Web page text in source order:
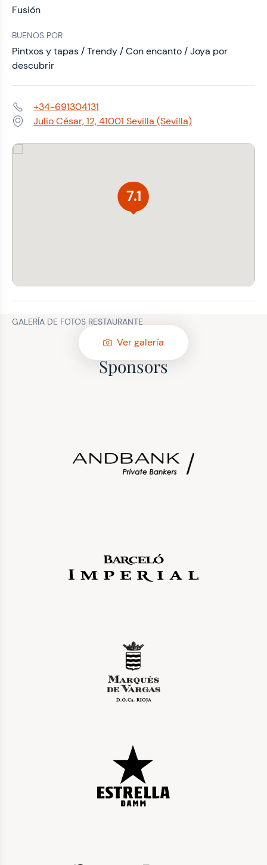
Fusión
BUENOS POR
Pintxos y tapas / Trendy / Con encanto / Joya por
descubrir
Teléfono:+34-691304131
Dirección:Julio César, 12, 41001 Sevilla (Sevilla)
7.1
GALERÍA DE FOTOS RESTAURANTE
Ver galería
Sponsors